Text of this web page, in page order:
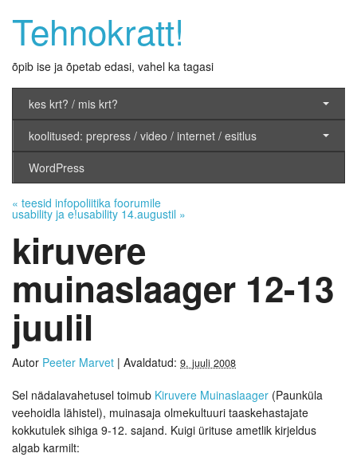
Tehnokratt!
õpib ise ja õpetab edasi, vahel ka tagasi
kes krt? / mis krt?
koolitused: prepress / video / internet / esitlus
WordPress
« teesid infopoliitika foorumile
usability ja e!usability 14.augustil »
kiruvere
muinaslaager 12-13
juulil
Autor Peeter Marvet | Avaldatud: 9. juuli 2008
Sel nädalavahetusel toimub Kiruvere Muinaslaager (Paunküla
veehoidla lähistel), muinasaja olmekultuuri taaskehastajate
kokkutulek sihiga 9-12. sajand. Kuigi ürituse ametlik kirjeldus
algab karmilt: